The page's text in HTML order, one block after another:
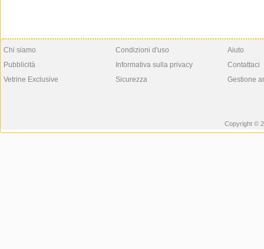
Chi siamo
Pubblicità
Vetrine Exclusive
Condizioni d'uso
Informativa sulla privacy
Sicurezza
Aiuto
Contattaci
Gestione
Copyright ©